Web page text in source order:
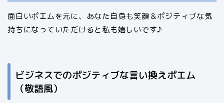
面白いポエムを元に、あなた自身も笑顔＆ポジティブな気
持ちになっていただけると私も嬉しいです♪
ビジネスでのポジティブな言い換えポエム
（敬語風）